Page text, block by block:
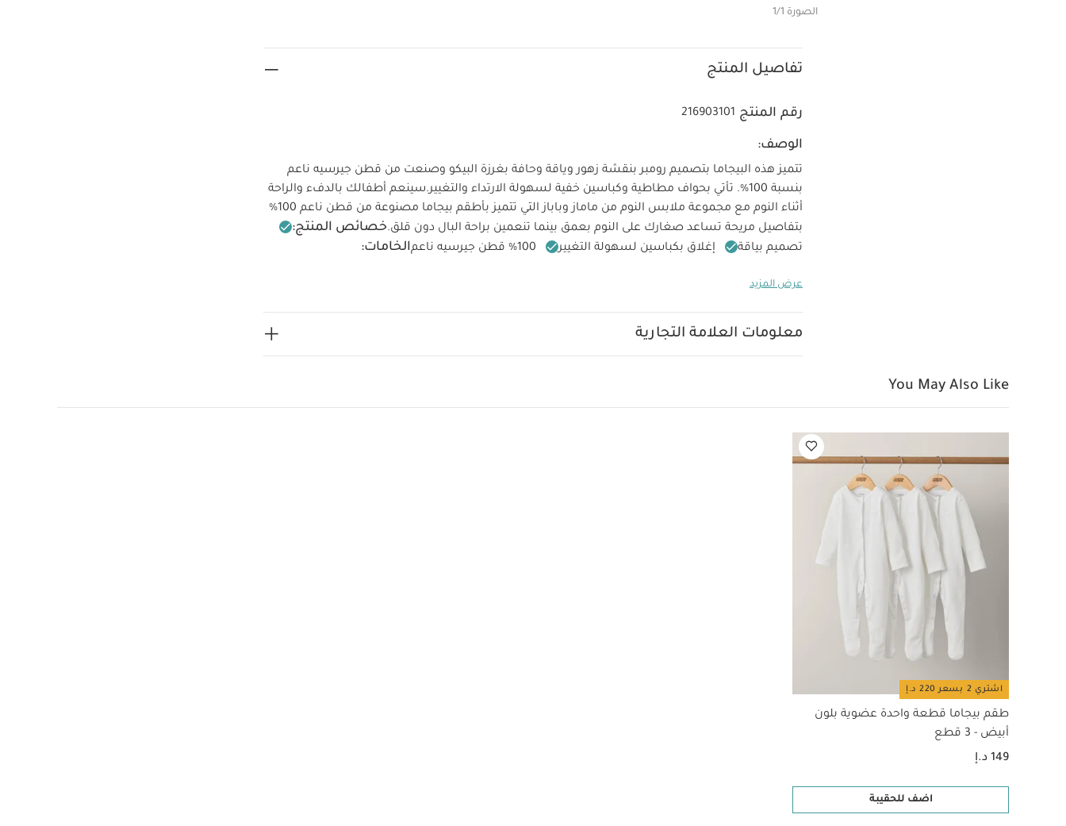
الصورة 1/1
تفاصيل المنتج
رقم المنتج 216903101
الوصف:
تتميز هذه البيجاما بتصميم رومبر بنقشة زهور وياقة وحافة بغرزة البيكو وصنعت من قطن جيرسيه ناعم
بنسبة 100‏‏‏‏%‏‏. تأتي بحواف مطاطية وكباسين خفية لسهولة الارتداء والتغيير.
سينعم أطفالك بالدفء والراحة
أثناء النوم مع مجموعة ملابس النوم من ماماز وباباز التي تتميز بأطقم بيجاما مصنوعة من قطن ناعم 100‏‏‏‏%‏‏
بتفاصيل مريحة تساعد صغارك على النوم بعمق بينما تنعمين براحة البال دون قلق.خصائص المنتج:
تصميم بياقة إغلاق بكباسين لسهولة التغيير الخامات:
غسل على درجة حرارة 40 درجة مئوية
الجانب الداخلي
قد يعجبك أيضاً:طقم بيجاما قطعة واحدة عضوية بلون أبيض - 3 قطع
عرض المزيد
معلومات العلامة التجارية
You May Also Like
اشتري 2 بسعر 220 د.إ
طقم بيجاما قطعة واحدة عضوية بلون
أبيض - 3 قطع
149 د.إ
اضف للحقيبة